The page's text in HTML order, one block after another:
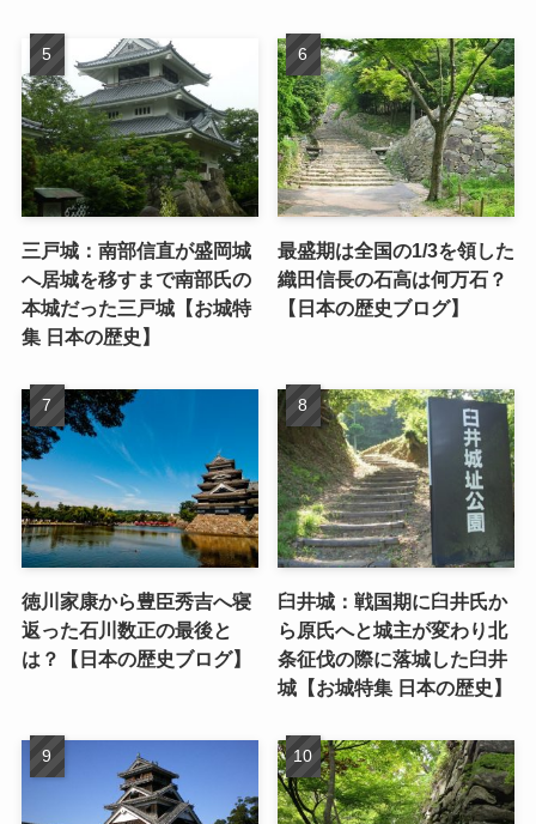
三戸城：南部信直が盛岡城
へ居城を移すまで南部氏の
本城だった三戸城【お城特
集 日本の歴史】
最盛期は全国の1/3を領した
織田信長の石高は何万石？
【日本の歴史ブログ】
徳川家康から豊臣秀吉へ寝
返った石川数正の最後と
は？【日本の歴史ブログ】
臼井城：戦国期に臼井氏か
ら原氏へと城主が変わり北
条征伐の際に落城した臼井
城【お城特集 日本の歴史】